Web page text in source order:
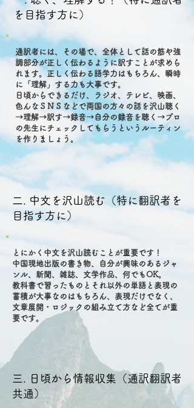
を目指す方に）
通訳者には、その場で、全体として話の筋や強
調部分が正しく伝わるように訳すことが求めら
れます。正しく伝わる語学力はもちろん、瞬時
に「理解」する力も大事です。
日頃からできるだけ、ラジオ、テレビ、映画、
色んなＳＮＳなどで両国の方々の話を沢山聴く
→理解→訳す→録音→自分の録音を聴く→プロ
の先生にチェックしてもらうというルーティン
を作りましょう。
二. 中文を沢山読む（特に翻訳者を
目指す方に）
とにかく中文を沢山読むことが重要です！
中国現地出版の書き物、自分が興味のあるジャ
ンル、新聞、雑誌、文学作品、何でもOK。
教科書で習ったものとそれ以外の単語と表現の
蓄積が大事なのはもちろん、表現だけでなく、
文章展開・ロジックの組み立て方など全てが重
要です。
三. 日頃から情報収集（通訳翻訳者
共通）